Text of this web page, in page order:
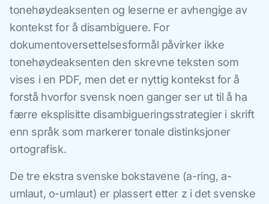
tonehøydeaksenten og leserne er avhengige av
kontekst for å disambiguere. For
dokumentoversettelsesformål påvirker ikke
tonehøydeaksenten den skrevne teksten som
vises i en PDF, men det er nyttig kontekst for å
forstå hvorfor svensk noen ganger ser ut til å ha
færre eksplisitte disambigueringsstrategier i skrift
enn språk som markerer tonale distinksjoner
ortografisk.
De tre ekstra svenske bokstavene (a-ring, a-
umlaut, o-umlaut) er plassert etter z i det svenske